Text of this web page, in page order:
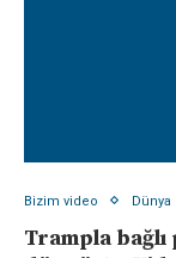
Bizim video Dünya
Trampla